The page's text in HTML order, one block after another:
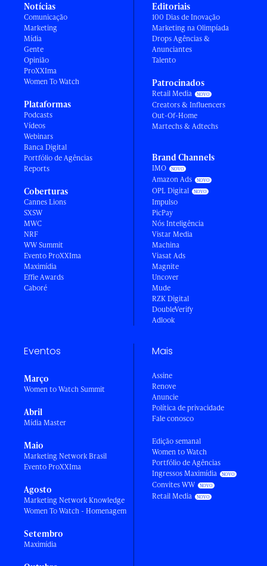
Notícias
Comunicação
Marketing
Mídia
Gente
Opinião
ProXXIma
Women To Watch
Plataformas
Podcasts
Vídeos
Webinars
Banca Digital
Portfólio de Agências
Reports
Coberturas
Cannes Lions
SXSW
MWC
NRF
WW Summit
Evento ProXXIma
Maximídia
Effie Awards
Caboré
Editoriais
100 Dias de Inovação
Marketing na Olimpíada
Drops Agências &
Anunciantes
Talento
Patrocinados
Retail Media
Creators & Influencers
Out-Of-Home
Martechs & Adtechs
Brand Channels
IMO
Amazon Ads
OPL Digital
Impulso
PicPay
Nós Inteligência
Vistar Media
Machina
Viasat Ads
Magnite
Uncover
Mude
RZK Digital
DoubleVerify
Adlook
Eventos
Março
Women to Watch Summit
Abril
Mídia Master
Maio
Marketing Network Brasil
Evento ProXXIma
Agosto
Marketing Network Knowledge
Women To Watch - Homenagem
Setembro
Maximídia
Mais
Assine
Renove
Anuncie
Política de privacidade
Fale conosco
Edição semanal
Women to Watch
Portfólio de Agências
Ingressos Maximídia
Convites WW
Retail Media